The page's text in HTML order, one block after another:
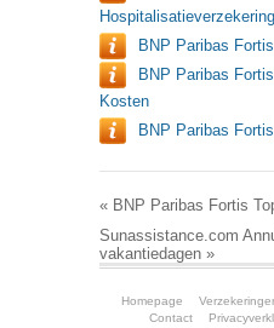
BNP Paribas
BNP Paribas
Kosten
BNP Paribas
«BNP Paribas Fortis
Sunassistance.com
vakantiedagen »
Homepage
Contact